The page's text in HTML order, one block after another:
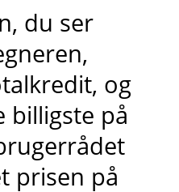
du ser
, og
billigste på
prisen på